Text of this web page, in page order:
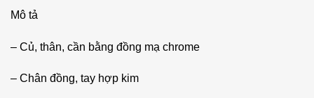
Mô tả
– Củ, thân, cần bằng đồng mạ chrome
– Chân đồng, tay hợp kim